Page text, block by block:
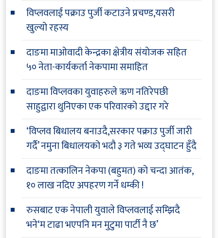
विप्लवलाई पक्राउ पुर्जी कटाउने प्रचण्ड,यसरी
खुल्यो रहस्य
दाङमा माओवादी केन्द्रका क्षेत्रीय संयोजक सहित
५० नेता-कार्यकर्ता नेकपामा समाहित
दाङमा विप्लवका युवाहरुले ऋण नतिरेपछी
साहुद्वारा थुनिएका एक परिवारको उद्दार गरे
‘विप्लव बिधालय बनाउदै,सरकार पक्राउ पुर्जी जारी
गर्दै’ नमुना बिधालयको भदौ ३ गते भव्य उद्घाटन हुँदै
दाङमा तत्कालिन नेकपा (बहुमत) को चन्दा आतंक,
१० लाख नदिए अपहरण गर्ने धम्की !
रुसबाट एक नेपाली युवाले विप्लवलाई सम्झिदै
भने‘म टाढा भएपनि मन मुटुमा पार्टी नै छ’